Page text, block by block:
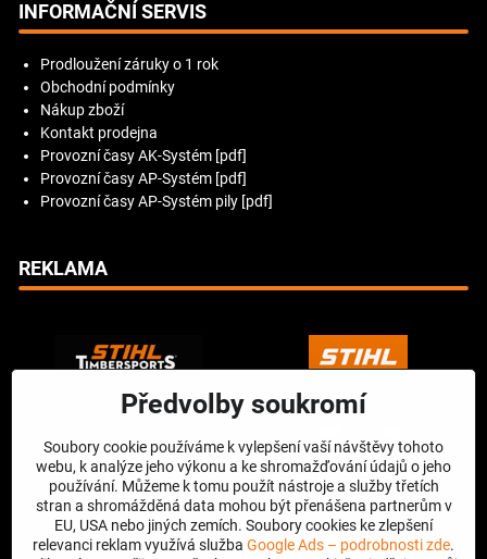
INFORMAČNÍ SERVIS
Prodloužení záruky o 1 rok
Obchodní podmínky
Nákup zboží
Kontakt prodejna
Provozní časy AK-Systém [pdf]
Provozní časy AP-Systém [pdf]
Provozní časy AP-Systém pily [pdf]
REKLAMA
Předvolby soukromí
Soubory cookie používáme k vylepšení vaší návštěvy tohoto
webu, k analýze jeho výkonu a ke shromažďování údajů o jeho
používání. Můžeme k tomu použít nástroje a služby třetích
stran a shromážděná data mohou být přenášena partnerům v
EU, USA nebo jiných zemích. Soubory cookies ke zlepšení
relevanci reklam využívá služba Google Ads – podrobnosti zde.